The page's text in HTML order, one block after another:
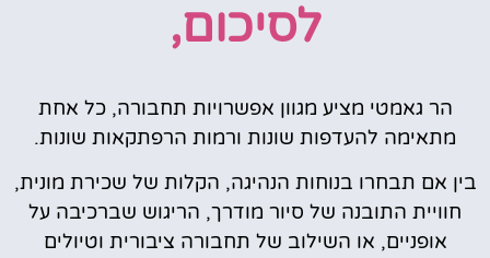
לסיכום,
הר גאמטי מציע מגוון אפשרויות תחבורה, כל אחת
מתאימה להעדפות שונות ורמות הרפתקאות שונות.
בין אם תבחרו בנוחות הנהיגה, הקלות של שכירת מונית,
חוויית התובנה של סיור מודרך, הריגוש שברכיבה על
אופניים, או השילוב של תחבורה ציבורית וטיולים